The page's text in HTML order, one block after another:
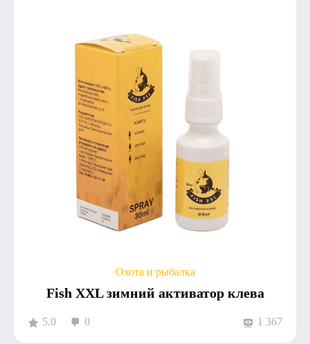
Охота и рыбалка
Fish XXL зимний активатор клева
5.0 0 1 367